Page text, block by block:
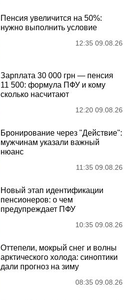
Пенсия увеличится на 50%:
нужно выполнить условие
12:35 09.08.26
Зарплата 30 000 грн — пенсия
11 500: формула ПФУ и кому
сколько насчитают
12:20 09.08.26
Бронирование через "Действие":
мужчинам указали важный
нюанс
11:35 09.08.26
Новый этап идентификации
пенсионеров: о чем
предупреждает ПФУ
10:35 09.08.26
Оттепели, мокрый снег и волны
арктического холода: синоптики
дали прогноз на зиму
08:35 09.08.26